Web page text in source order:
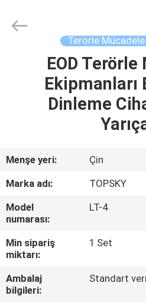
ÜRÜN:%
HAKKIMIZDA
TURU
KALITE
KONTROL
Century Holding Co.,Ltd.
Terörle Mücadele
EOD
Dinleme
Menşe yeri:
Çin
Marka adı:
TOPSKY
Model
numarası:
LT-4
Min sipariş
miktarı:
1 Set
Ambalaj
bilgileri:
Standart